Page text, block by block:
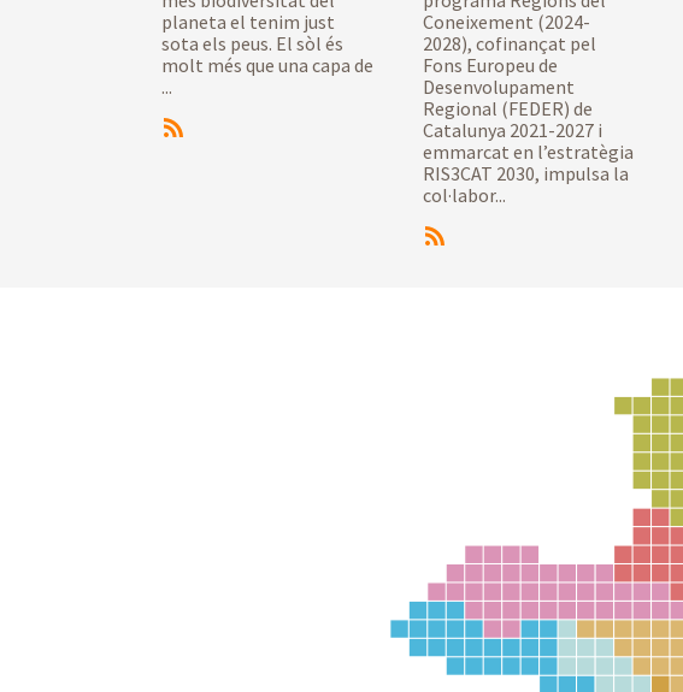
planeta el tenim just
sota els peus. El sòl és
molt més que una capa de
...
Coneixement (2024-
2028), cofinançat pel
Fons Europeu de
Desenvolupament
Regional (FEDER) de
Catalunya 2021-2027 i
emmarcat en l’estratègia
RIS3CAT 2030, impulsa la
col·labor...